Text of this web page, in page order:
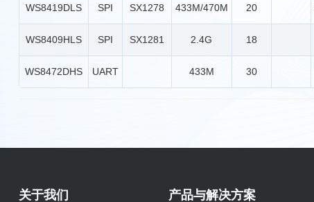
WS8419DLS SPI SX1278 433M/470M 20
WS8409HLS SPI SX1281 2.4G 18
WS8472DHS UART 433M 30
关于我们 产品与解决方案